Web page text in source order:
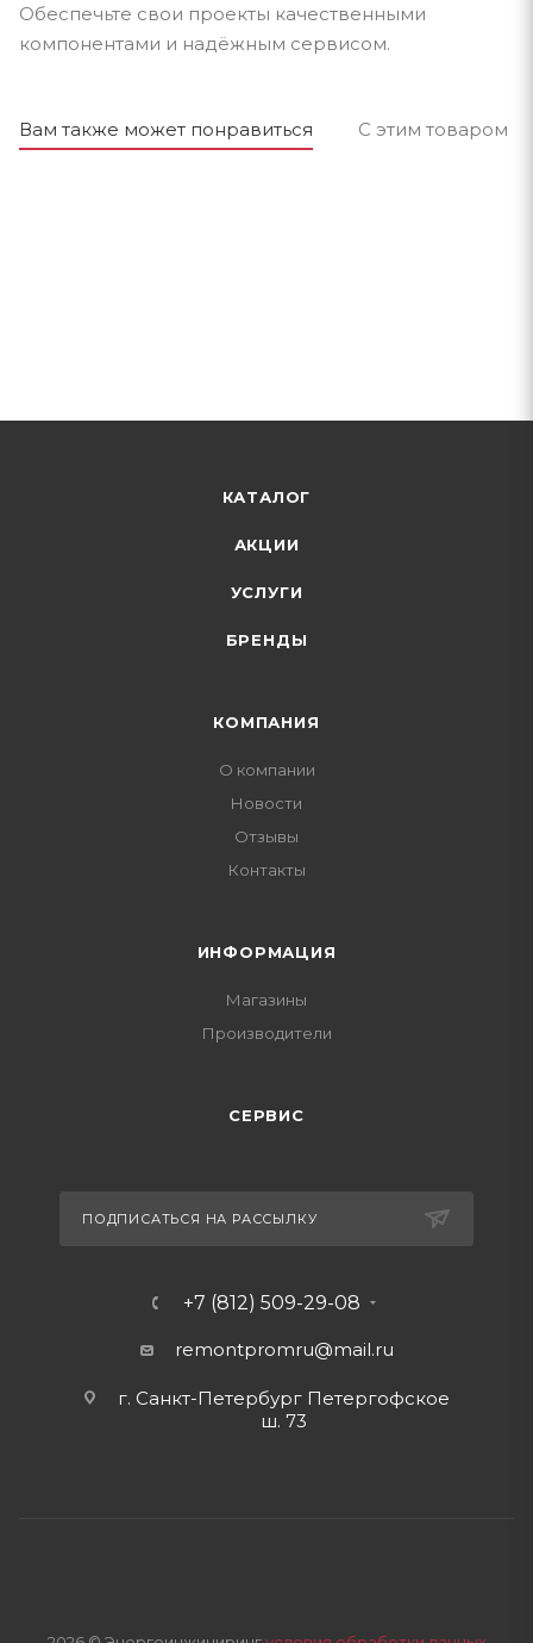
Обеспечьте свои проекты качественными
компонентами и надёжным сервисом.
Вам также может понравиться С этим товаром
КАТАЛОГ
АКЦИИ
УСЛУГИ
БРЕНДЫ
КОМПАНИЯ
О компании
Новости
Отзывы
Контакты
ИНФОРМАЦИЯ
Магазины
Производители
СЕРВИС
ПОДПИСАТЬСЯ НА РАССЫЛКУ
+7 (812) 509-29-08
remontpromru@mail.ru
г. Санкт-Петербург Петергофское
ш. 73